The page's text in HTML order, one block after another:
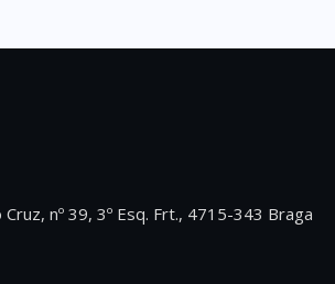
Cruz, nº 39, 3º Esq. Frt., 4715-343 Braga